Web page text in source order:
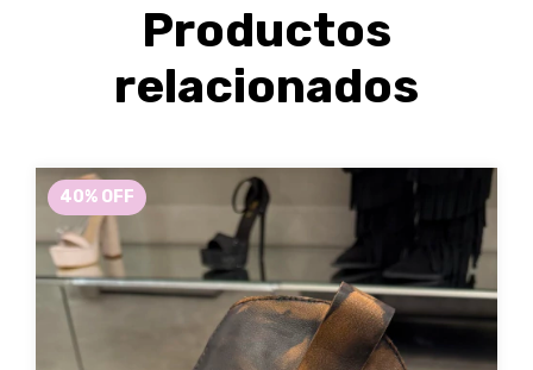
Productos
relacionados
40% OFF